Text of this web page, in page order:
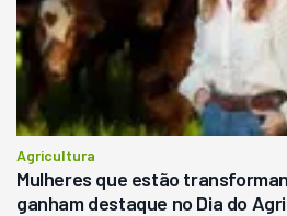
Agricultura
Mulheres que estão
ganham destaque no Dia do